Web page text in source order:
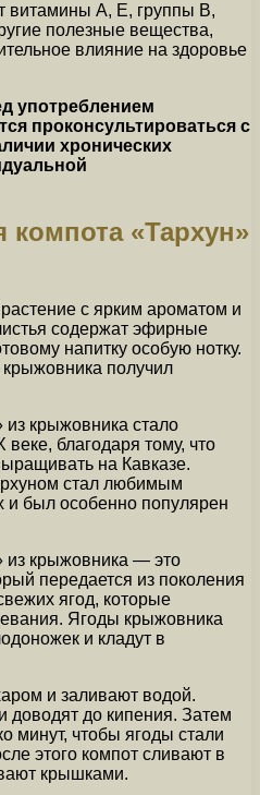
витамины А, Е, группы В,
полезные вещества,
влияние на здоровье
употреблением
проконсультироваться с
хронических
компота «Тархун»
с ярким ароматом и
содержат эфирные
напитку особую нотку.
получил
из крыжовника стало
благодаря тому, что
на Кавказе.
стал любимым
и был особенно популярен
из крыжовника — это
передается из поколения
ягод, которые
Ягоды крыжовника
и кладут в
и заливают водой.
доводят до кипения. Затем
минут, чтобы ягоды стали
этого компот сливают в
крышками.